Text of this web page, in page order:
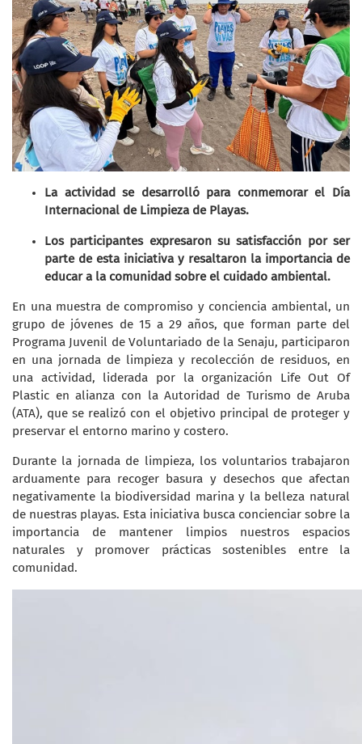
La actividad se desarrolló para conmemorar el Día
Internacional de Limpieza de Playas.
Los participantes expresaron su satisfacción por ser
parte de esta iniciativa y resaltaron la importancia de
educar a la comunidad sobre el cuidado ambiental.
En una muestra de compromiso y conciencia ambiental, un
grupo de jóvenes de 15 a 29 años, que forman parte del
Programa Juvenil de Voluntariado de la Senaju, participaron
en una jornada de limpieza y recolección de residuos, en
una actividad, liderada por la organización Life Out Of
Plastic en alianza con la Autoridad de Turismo de Aruba
(ATA), que se realizó con el objetivo principal de proteger y
preservar el entorno marino y costero.
Durante la jornada de limpieza, los voluntarios trabajaron
arduamente para recoger basura y desechos que afectan
negativamente la biodiversidad marina y la belleza natural
de nuestras playas. Esta iniciativa busca concienciar sobre la
importancia de mantener limpios nuestros espacios
naturales y promover prácticas sostenibles entre la
comunidad.